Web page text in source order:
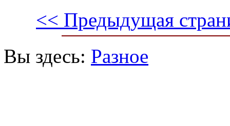
<< Предыдущая
Вы здесь: Разное